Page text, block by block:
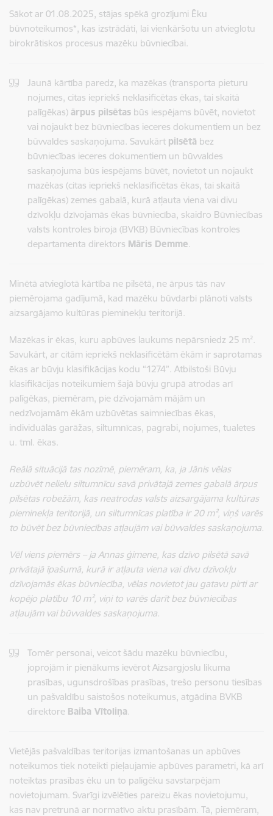
Sākot ar 01.08.2025, stājas spēkā grozījumi Ēku
būvnoteikumos*, kas izstrādāti, lai vienkāršotu un atvieglotu
birokrātiskos procesus mazēku būvniecībai.
Jaunā kārtība paredz, ka mazēkas (transporta pieturu
nojumes, citas iepriekš neklasificētas ēkas, tai skaitā
palīgēkas) ārpus pilsētas būs iespējams būvēt, novietot
vai nojaukt bez būvniecības ieceres dokumentiem un bez
būvvaldes saskaņojuma. Savukārt pilsētā bez
būvniecības ieceres dokumentiem un būvvaldes
saskaņojuma būs iespējams būvēt, novietot un nojaukt
mazēkas (citas iepriekš neklasificētas ēkas, tai skaitā
palīgēkas) zemes gabalā, kurā atļauta viena vai divu
dzīvokļu dzīvojamās ēkas būvniecība, skaidro Būvniecības
valsts kontroles biroja (BVKB) Būvniecības kontroles
departamenta direktors Māris Demme.
Minētā atvieglotā kārtība ne pilsētā, ne ārpus tās nav
piemērojama gadījumā, kad mazēku būvdarbi plānoti valsts
aizsargājamo kultūras pieminekļu teritorijā.
Mazēkas ir ēkas, kuru apbūves laukums nepārsniedz 25 m².
Savukārt, ar citām iepriekš neklasificētām ēkām ir saprotamas
ēkas ar būvju klasifikācijas kodu “1274”. Atbilstoši Būvju
klasifikācijas noteikumiem šajā būvju grupā atrodas arī
palīgēkas, piemēram, pie dzīvojamām mājām un
nedzīvojamām ēkām uzbūvētas saimniecības ēkas,
individuālās garāžas, siltumnīcas, pagrabi, nojumes, tualetes
u. tml. ēkas.
Reālā situācijā tas nozīmē, piemēram, ka, ja Jānis vēlas
uzbūvēt nelielu siltumnīcu savā privātajā zemes gabalā ārpus
pilsētas robežām, kas neatrodas valsts aizsargājama kultūras
pieminekļa teritorijā, un siltumnīcas platība ir 20 m², viņš varēs
to būvēt bez būvniecības atļaujām vai būvvaldes saskaņojuma.
Vēl viens piemērs – ja Annas ģimene, kas dzīvo pilsētā savā
privātajā īpašumā, kurā ir atļauta viena vai divu dzīvokļu
dzīvojamās ēkas būvniecība, vēlas novietot jau gatavu pirti ar
kopējo platību 10 m², viņi to varēs darīt bez būvniecības
atļaujām vai būvvaldes saskaņojuma.
Tomēr personai, veicot šādu mazēku būvniecību,
joprojām ir pienākums ievērot Aizsargjoslu likuma
prasības, ugunsdrošības prasības, trešo personu tiesības
un pašvaldību saistošos noteikumus, atgādina BVKB
direktore Baiba Vītoliņa.
Vietējās pašvaldības teritorijas izmantošanas un apbūves
noteikumos tiek noteikti pieļaujamie apbūves parametri, kā arī
noteiktas prasības ēku un to palīgēku savstarpējam
novietojumam. Svarīgi izvēlēties pareizu ēkas novietojumu,
kas nav pretrunā ar normatīvo aktu prasībām. Tā, piemēram,